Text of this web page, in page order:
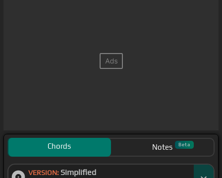
Chords Notes Beta
VERSION: Simplified